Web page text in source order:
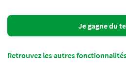
Je gagne du
Retrouvez les autres